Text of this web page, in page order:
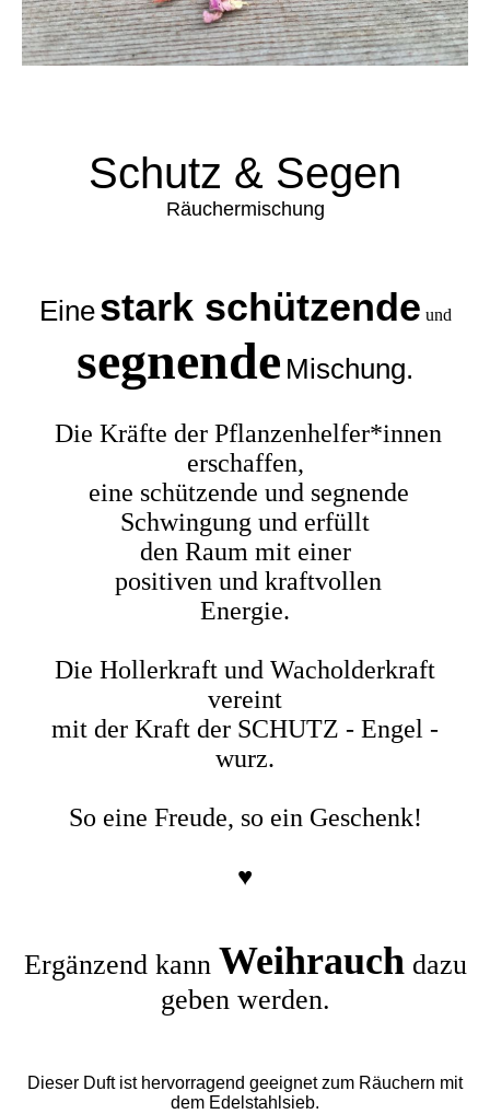
Schutz & Segen
Räuchermischung
Einestark schützende und
segnende Mischung.
Die Kräfte der Pflanzenhelfer*innen
erschaffen,
eine schützende und segnende
Schwingung und erfüllt
den Raum mit einer
positiven und kraftvollen
Energie.
Die Hollerkraft und Wacholderkraft
vereint
mit der Kraft der SCHUTZ - Engel -
wurz.
So eine Freude, so ein Geschenk!
♥
Ergänzend kann Weihrauch dazu
geben werden.
Dieser Duft ist hervorragend geeignet zum Räuchern mit
dem Edelstahlsieb.